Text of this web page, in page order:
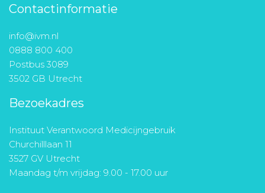
Contactinformatie
info@ivm.nl
0888 800 400
Postbus 3089
3502 GB Utrecht
Bezoekadres
Instituut Verantwoord Medicijngebruik
Churchilllaan 11
3527 GV Utrecht
Maandag t/m vrijdag: 9.00 - 17.00 uur